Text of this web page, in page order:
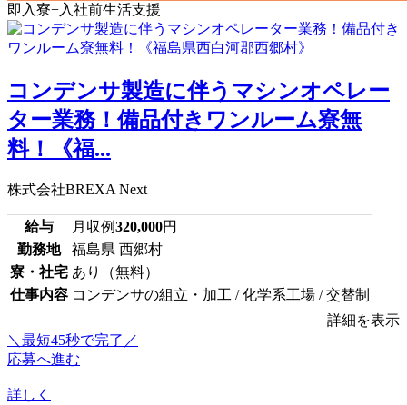
即入寮+入社前生活支援
コンデンサ製造に伴うマシンオペレー
ター業務！備品付きワンルーム寮無
料！《福...
株式会社BREXA Next
給与 月収例320,000円
勤務地
福島県 西郷村
寮・社宅 あり（無料）
仕事内容 コンデンサの組立・加工 / 化学系工場 / 交替制
詳細を表示
＼最短45秒で完了／
応募へ進む
詳しく